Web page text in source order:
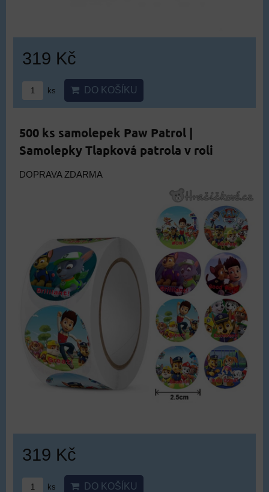
319 Kč
ks DO KOŠÍKU
500 ks samolepek Paw Patrol |
Samolepky Tlapková patrola v roli
DOPRAVA ZDARMA
319 Kč
ks DO KOŠÍKU